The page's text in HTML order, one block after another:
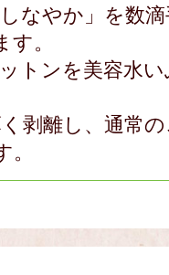
なやか」を数
。
トンを美容水
剥離し、通常